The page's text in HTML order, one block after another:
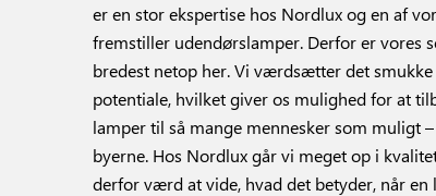
er en stor ekspertise hos Nordlux og en af
fremstiller udendørslamper. Derfor er vores
bredest netop her. Vi værdsætter det
potentiale, hvilket giver os mulighed for at
lamper til så mange mennesker som muligt
byerne. Hos Nordlux går vi meget op i
derfor værd at vide, hvad det betyder, når en